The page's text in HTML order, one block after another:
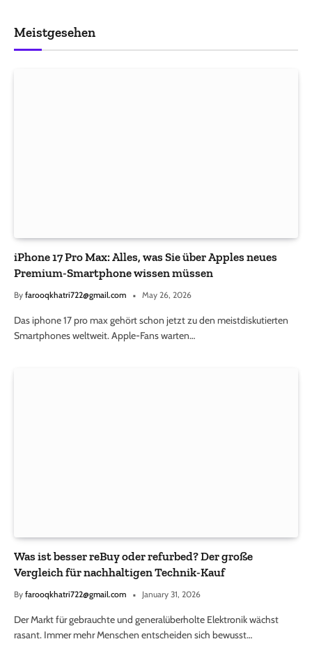
Meistgesehen
iPhone 17 Pro Max: Alles, was Sie über Apples neues
Premium-Smartphone wissen müssen
By farooqkhatri722@gmail.com May 26, 2026
Das iphone 17 pro max gehört schon jetzt zu den meistdiskutierten
Smartphones weltweit. Apple-Fans warten…
Was ist besser reBuy oder refurbed? Der große
Vergleich für nachhaltigen Technik-Kauf
By farooqkhatri722@gmail.com January 31, 2026
Der Markt für gebrauchte und generalüberholte Elektronik wächst
rasant. Immer mehr Menschen entscheiden sich bewusst…